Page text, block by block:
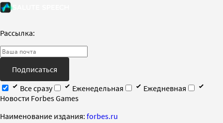
Рассылка:
Подписаться
Все сразу
Еженедельная
Ежедневная
Новости Forbes Games
Наименование издания: forbes.ru